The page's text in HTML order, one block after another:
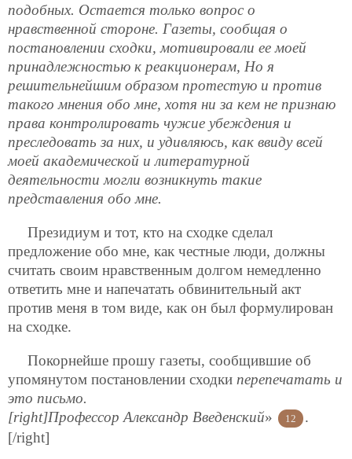
подобных. Остается только вопрос о
нравственной стороне. Газеты, сообщая о
постановлении сходки, мотивировали ее моей
принадлежностью к реакционерам, Но я
решительнейшим образом протестую и против
такого мнения обо мне, хотя ни за кем не признаю
права контролировать чужие убеждения и
преследовать за них, и удивляюсь, как ввиду всей
моей академической и литературной
деятельности могли возникнуть такие
представления обо мне.
Президиум и тот, кто на сходке сделал
предложение обо мне, как честные люди, должны
считать своим нравственным долгом немедленно
ответить мне и напечатать обвинительный акт
против меня в том виде, как он был формулирован
на сходке.
Покорнейше прошу газеты, сообщившие об
упомянутом постановлении сходки перепечатать и
это письмо.
[right]Профессор Александр Введенский» 12
.
[/right]